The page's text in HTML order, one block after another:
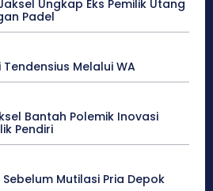
Ungkap Eks Pemilik Utang
Padel
Melalui WA
Bantah Polemik Inovasi
Pendiri
Mutilasi Pria Depok